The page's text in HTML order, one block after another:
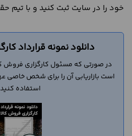
خود را در سایت ثبت کنید و با تیم
دانلود نمونه قرارداد
در صورتی که مسئول کارگزاری فروش
است بازاریابی آن را برای شخص خاصی
استفاده